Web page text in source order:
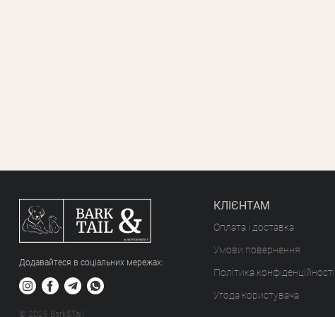
Додавайтеся в соціальних мережах:
© 2026 Bark&Tail
КЛІЄНТАМ
Оплата і доставка
Умови повернення
Політика конфіденційності
Угода користувача